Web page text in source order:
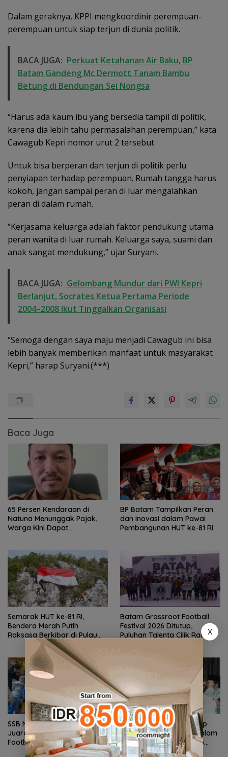
Dalam geraknya, KPPI mengkoordinir perempuan-
perempuan untuk siap terjun di dunia politik.
BACA JUGA: Perkuat Ketahanan Air Baku, BP
Batam Gandeng Mc Dermott Tanam Bambu
Betung di Bendungan Sei Nongsa
“Harus ada kaum ibu yang bersedia tampil di politik,
karena dia lebih tahu permasalahan perempuan,” kata
Cawagub Kepri nomor urut 2 tersebut.
Untuk bisa berperan dan terjun di politik perlu
penyiapan terhadap perempuan. Rumah tangga harus
kokoh, jangan sampai peran di luar mengalahkan
peran di dalam rumah.
“Kerjasama keluarga adalah faktor pendukung utama
peran wanita di luar rumah. Keluarga saya, suami dan
anak sangat mendukung,” ujar Suryani.
BACA JUGA: Gelombang Mundur dari PWI Kepri
Berlanjut, Socrates Ketua Pertama Periode
2004–2008 Ikut Tinggalkan Organisasi
“Semoga dengan saya maju menjadi Cawagub ini bisa
lebih banyak memberikan manfaat untuk masyarakat
Kepri,” harap Suryani.(***)
Baca Juga
65 Persen Kendaraan di
Natuna Menunggak Pajak,
Warga Kini Dapat
BP Batam Tampilkan Peran
dan Inovasi dalam Pawai
Pembangunan HUT ke-81 RI
Semarak HUT ke-81 RI,
Bendera Merah Putih
Raksasa Berkibar di Pulau
Sahi Natuna
Batam Grassroot Football
Festival 2026 Ditutup,
Puluhan Talenta Cilik Raih
SSB NFA Borong Dua Gelar
Juara di Batam Grassroot
Football Festival 2026
Batam Tawarkan Konsep
Permukiman Terpadu dalam
Implementasi Program 3
Juta Rumah
X